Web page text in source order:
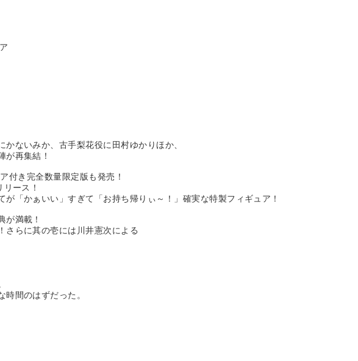
ないみか、古手梨花役に田村ゆかりほか、
が再集結！
付き完全数量限定版も発売！
ース！
「かぁいい」すぎて「お持ち帰りぃ～！」確実な特製フィギュア！
満載！
さらに其の壱には川井憲次による
間のはずだった。